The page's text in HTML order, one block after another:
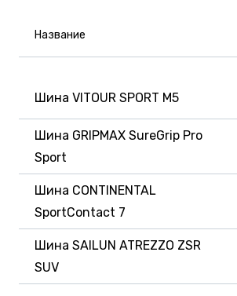
Название
Шина VITOUR SPORT M5
Шина GRIPMAX SureGrip Pro
Sport
Шина CONTINENTAL
SportContact 7
Шина SAILUN ATREZZO ZSR
SUV